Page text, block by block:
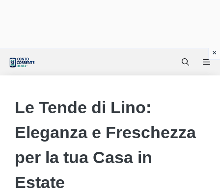
Le Tende di Lino:
Eleganza e Freschezza
per la tua Casa in
Estate